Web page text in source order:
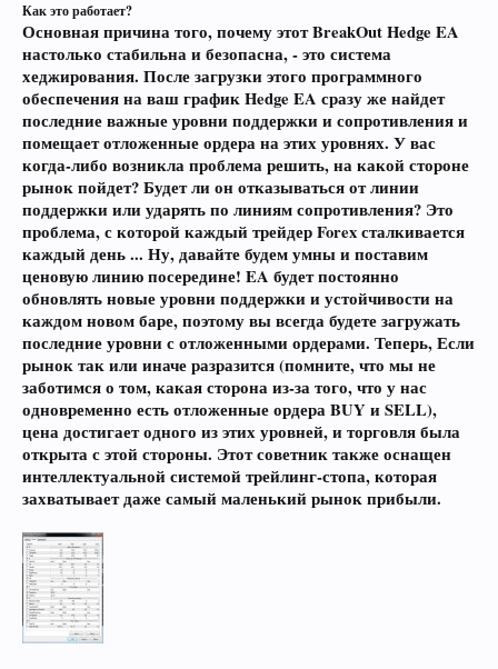
Как это работает?
Основная причина того, почему этот BreakOut Hedge EA
настолько стабильна и безопасна, - это система
хеджирования. После загрузки этого программного
обеспечения на ваш график Hedge EA сразу же найдет
последние важные уровни поддержки и сопротивления и
помещает отложенные ордера на этих уровнях. У вас
когда-либо возникла проблема решить, на какой стороне
рынок пойдет? Будет ли он отказываться от линии
поддержки или ударять по линиям сопротивления? Это
проблема, с которой каждый трейдер Forex сталкивается
каждый день ... Ну, давайте будем умны и поставим
ценовую линию посередине! EA будет постоянно
обновлять новые уровни поддержки и устойчивости на
каждом новом баре, поэтому вы всегда будете загружать
последние уровни с отложенными ордерами. Теперь, Если
рынок так или иначе разразится (помните, что мы не
заботимся о том, какая сторона из-за того, что у нас
одновременно есть отложенные ордера BUY и SELL),
цена достигает одного из этих уровней, и торговля была
открыта с этой стороны. Этот советник также оснащен
интеллектуальной системой трейлинг-стопа, которая
захватывает даже самый маленький рынок прибыли.